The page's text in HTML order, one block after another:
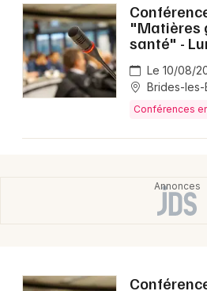
"Matières
santé" -
Le 10/08/
Brides-les-
Conférences